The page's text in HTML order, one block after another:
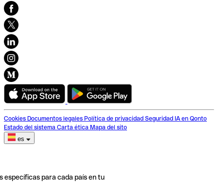
Cookies Documentos legales Política de privacidad Seguridad IA en Qonto
Estado del sistema Carta ética Mapa del sito
es
específicas para cada país en tu